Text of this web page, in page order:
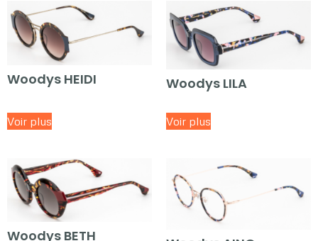
Woodys HEIDI
Voir plus
Woodys LILA
Voir plus
Woodys BETH